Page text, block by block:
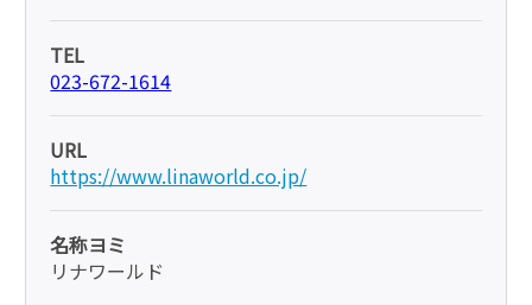
TEL
023-672-1614
URL
https://www.linaworld.co.jp/
名称ヨミ
リナワールド